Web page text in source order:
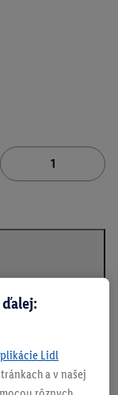
Lidl
a v našej